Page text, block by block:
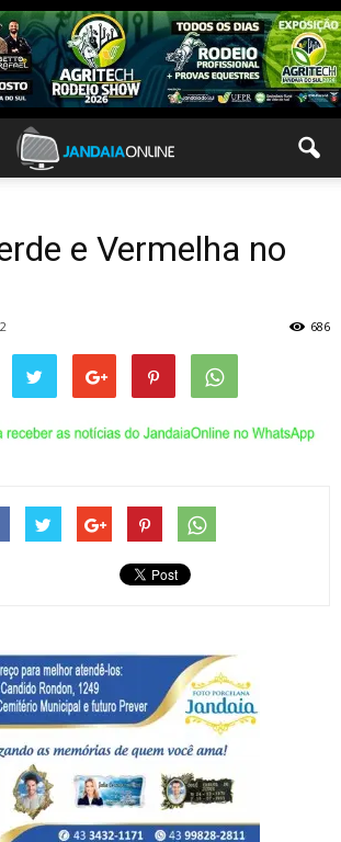
e Vermelha no
686